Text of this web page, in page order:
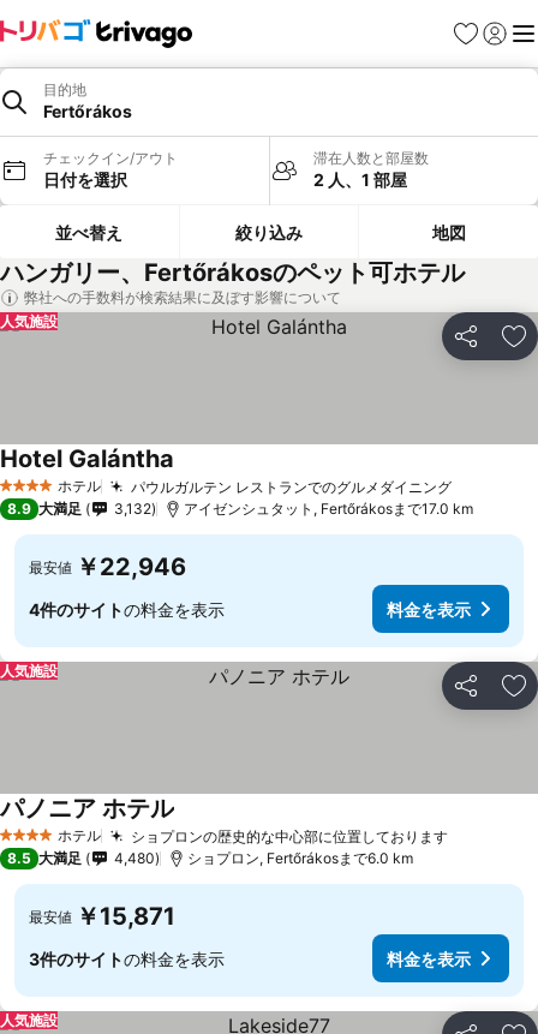
お気に入り
ログイ
メ
目的地
Fertőrákos
チェックイン/アウト
日付を選択
滞在人数と部屋数
2 人、1 部屋
並べ替え 絞り込み 地図
ハンガリー、Fertőrákosのペット可ホテル
弊社への手数料が検索結果に及ぼす影響について
シェア お
人気施設
4 ホテルのランク
ホテル パウルガルテン レストランでのグルメダイニング料金を表
Hotel Galántha
8.9 大満足 3,132 アイゼンシュタット, Fertőrákosまで17.0 km
最安値 ￥22,946
4件のサイトの料金を表示 料金を表示
シェア お
人気施設
4 ホテルのランク
ホテル ショプロンの歴史的な中心部に位置しております料金を表
パノニア ホテル
8.5 大満足 4,480 ショプロン, Fertőrákosまで6.0 km
最安値 ￥15,871
3件のサイトの料金を表示 料金を表示
人気施設